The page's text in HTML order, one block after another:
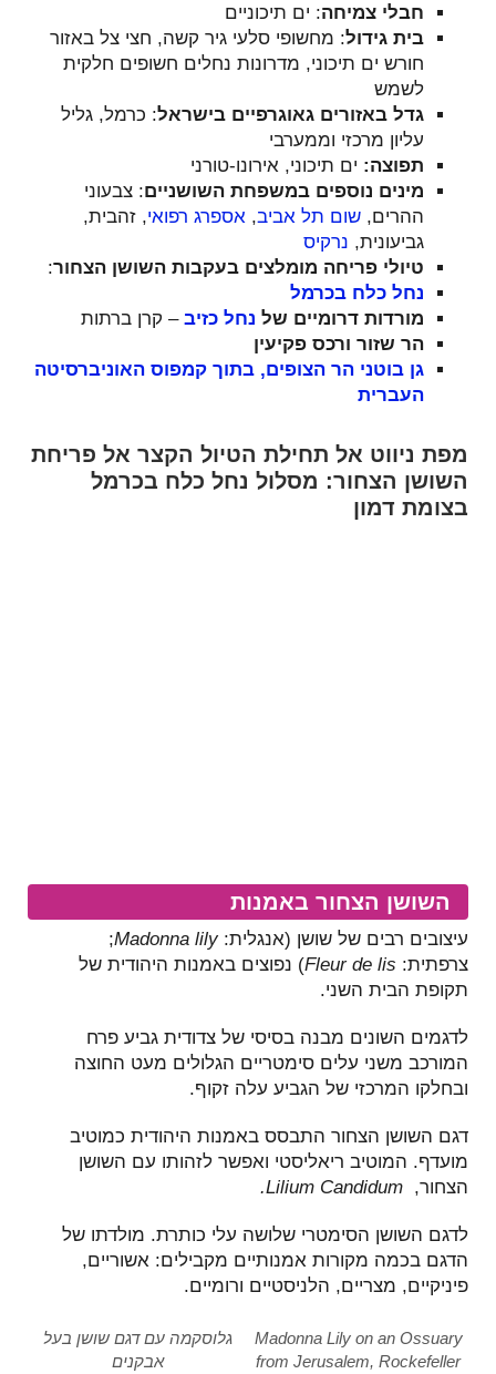
חבלי צמיחה: ים תיכוניים
בית גידול: מחשופי סלעי גיר קשה, חצי צל באזור
חורש ים תיכוני, מדרונות נחלים חשופים חלקית
לשמש
גדל באזורים גאוגרפיים בישראל: כרמל, גליל
עליון מרכזי וממערבי
תפוצה: ים תיכוני, אירונו-טורני
מינים נוספים במשפחת השושניים: צבעוני
ההרים, שום תל אביב, אספרג רפואי, זהבית,
גביעונית, נרקיס
טיולי פריחה מומלצים בעקבות השושן הצחור:
נחל כלח בכרמל
מורדות דרומיים של נחל כזיב – קרן ברתות
הר שזור ורכס פקיעין
גן בוטני הר הצופים, בתוך קמפוס האוניברסיטה
העברית
מפת ניווט אל תחילת הטיול הקצר אל פריחת
השושן הצחור: מסלול נחל כלח בכרמל
בצומת דמון
השושן הצחור באמנות
עיצובים רבים של שושן (אנגלית:Madonna lily
;
צרפתית: Fleur de lis) נפוצים באמנות היהודית של
תקופת הבית השני.
לדגמים השונים מבנה בסיסי של צדודית גביע פרח
המורכב משני עלים סימטריים הגלולים מעט החוצה
ובחלקו המרכזי של הגביע עלה זקוף.
דגם השושן הצחור התבסס באמנות היהודית כמוטיב
מועדף. המוטיב ריאליסטי ואפשר לזהותו עם השושן
הצחור, Lilium Candidum.
לדגם השושן הסימטרי שלושה עלי כותרת. מולדתו של
הדגם בכמה מקורות אמנותיים מקבילים: אשוריים,
פיניקיים, מצריים, הלניסטיים ורומיים.
Madonna Lily on an Ossuary
from Jerusalem, Rockefeller
גלוסקמה עם דגם שושן בעל
אבקנים